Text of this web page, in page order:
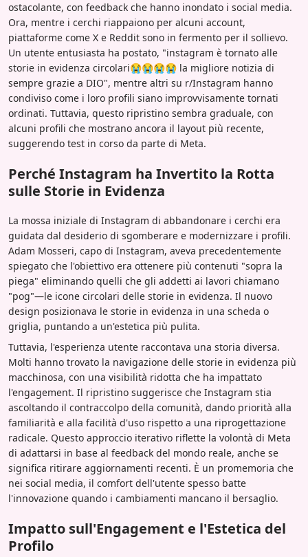
ostacolante, con feedback che hanno inondato i social media.
Ora, mentre i cerchi riappaiono per alcuni account,
piattaforme come X e Reddit sono in fermento per il sollievo.
Un utente entusiasta ha postato, "instagram è tornato alle
storie in evidenza circolari😭😭😭😭 la migliore notizia di
sempre grazie a DIO", mentre altri su r/Instagram hanno
condiviso come i loro profili siano improvvisamente tornati
ordinati. Tuttavia, questo ripristino sembra graduale, con
alcuni profili che mostrano ancora il layout più recente,
suggerendo test in corso da parte di Meta.
Perché Instagram ha Invertito la Rotta
sulle Storie in Evidenza
La mossa iniziale di Instagram di abbandonare i cerchi era
guidata dal desiderio di sgomberare e modernizzare i profili.
Adam Mosseri, capo di Instagram, aveva precedentemente
spiegato che l'obiettivo era ottenere più contenuti "sopra la
piega" eliminando quelli che gli addetti ai lavori chiamano
"pog"—le icone circolari delle storie in evidenza. Il nuovo
design posizionava le storie in evidenza in una scheda o
griglia, puntando a un'estetica più pulita.
Tuttavia, l'esperienza utente raccontava una storia diversa.
Molti hanno trovato la navigazione delle storie in evidenza più
macchinosa, con una visibilità ridotta che ha impattato
l'engagement. Il ripristino suggerisce che Instagram stia
ascoltando il contraccolpo della comunità, dando priorità alla
familiarità e alla facilità d'uso rispetto a una riprogettazione
radicale. Questo approccio iterativo riflette la volontà di Meta
di adattarsi in base al feedback del mondo reale, anche se
significa ritirare aggiornamenti recenti. È un promemoria che
nei social media, il comfort dell'utente spesso batte
l'innovazione quando i cambiamenti mancano il bersaglio.
Impatto sull'Engagement e l'Estetica del
Profilo